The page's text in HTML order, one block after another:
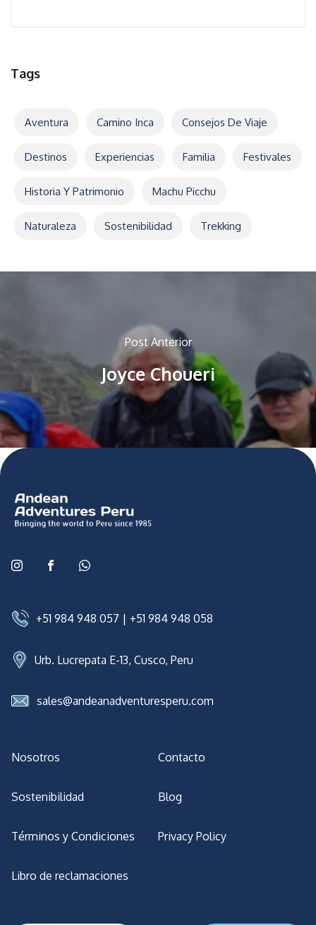
Tags
Aventura Camino Inca Consejos De Viaje
Destinos Experiencias Familia Festivales
Historia Y Patrimonio Machu Picchu
Naturaleza Sostenibilidad Trekking
Post Anterior
Joyce Choueri
+51 984 948 057 | +51 984 948 058
Urb. Lucrepata E-13, Cusco, Peru
sales@andeanadventuresperu.com
Nosotros Contacto
Sostenibilidad Blog
Términos y Condiciones Privacy Policy
Libro de reclamaciones